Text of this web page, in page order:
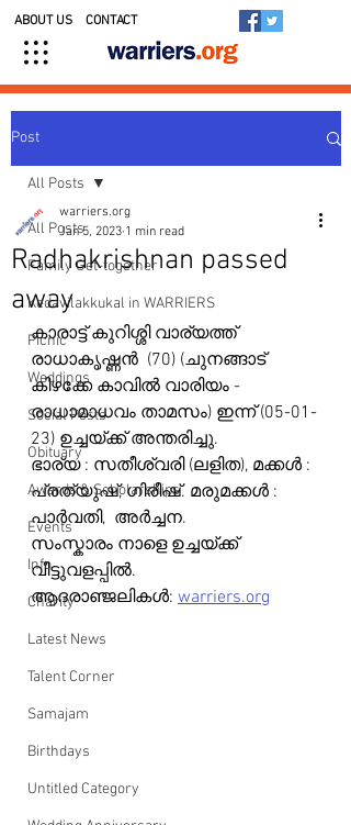
ABOUT US CONTACT
Post
All Posts
Family Get-together
Kedavilakkukal in WARRIERS
Picnic
Weddings
Social Posts
Obituary
Awards & Scholarships
Events
Info
Charity
Latest News
Talent Corner
Samajam
Birthdays
Untitled Category
All Posts
Radhakrishnan passed
away
warriers.org
Jan 5, 2023 1 min read
കാരാട്ട് കുറിശ്ശി വാര്യത്ത്
രാധാകൃഷ്ണൻ  (70) (ചുനങ്ങാട്
കിഴക്കേ കാവിൽ വാരിയം -
രാധാമാധവം താമസം) ഇന്ന് (05-01-
23) ഉച്ചയ്ക്ക് അന്തരിച്ചു.
ഭാര്യ : സതീശ്വരി (ലളിത), മക്കൾ :
പ്രത്യുഷ്, ഗിരീഷ്. മരുമക്കൾ :
പാർവതി,  അർച്ചന.
സംസ്കാരം നാളെ ഉച്ചയ്ക്ക്
വീട്ടുവളപ്പിൽ.
ആദരാഞ്ജലികൾ: warriers.org